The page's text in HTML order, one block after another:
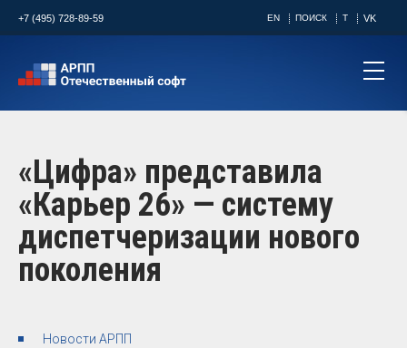
+7 (495) 728-89-59 EN ПОИСК T VK
«Цифра» представила
«Карьер 26» — систему
диспетчеризации нового
поколения
Новости АРПП